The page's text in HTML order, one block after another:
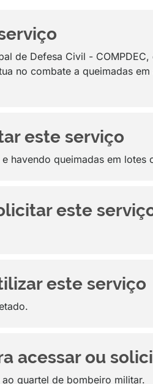
de Defesa Civil -
no combate a queimadas
este serviço
havendo queimadas em
este
este serviço
acessar ou
quartel de bombeiro militar.